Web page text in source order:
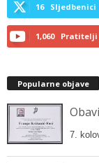
16 Sljedbenici
1,060 Pratitelji
Popularne objave
7.